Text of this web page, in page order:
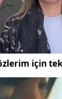
davasından
geleneksel
Bakay,
“Ata
beni